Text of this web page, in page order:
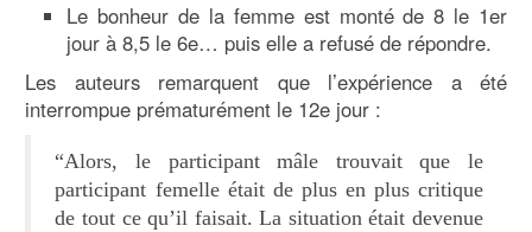
Le bonheur de la femme est monté de 8 le 1er
jour à 8,5 le 6e… puis elle a refusé de répondre.
Les auteurs remarquent que l’expérience a été
interrompue prématurément le 12e jour :
“Alors, le participant mâle trouvait que le
participant femelle était de plus en plus critique
de tout ce qu’il faisait. La situation était devenue